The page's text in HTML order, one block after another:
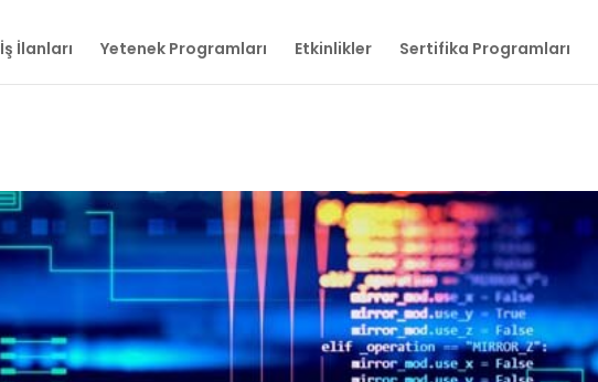
İş İlanları Yetenek Programları Etkinlikler Sertifika Programları